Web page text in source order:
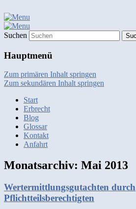
Suchen
Hauptmenü
Zum primären Inhalt springen
Zum sekundären Inhalt springen
Start
Erbrecht
Blog
Glossar
Kontakt
Anfahrt
Monatsarchiv: Mai 2013
Wertermittlungsgutachten durch
Pflichtteilsberechtigten